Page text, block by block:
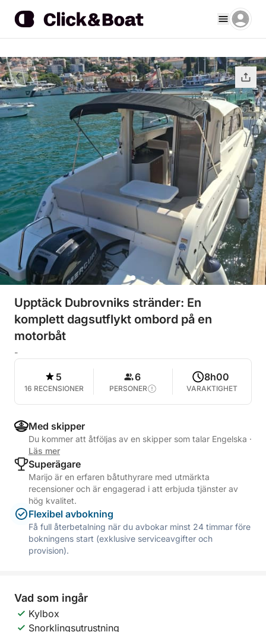
Upptäck Dubrovniks stränder: En
komplett dagsutflykt ombord på en
motorbåt
-
5
16 RECENSIONER
6
PERSONER
8h00
VARAKTIGHET
Med skipper
Du kommer att åtföljas av en skipper som talar Engelska ·
Läs mer
Superägare
Marijo är en erfaren båtuthyrare med utmärkta
recensioner och är engagerad i att erbjuda tjänster av
hög kvalitet.
Flexibel avbokning
Få full återbetalning när du avbokar minst 24 timmar före
bokningens start (exklusive serviceavgifter och
provision).
Vad som ingår
Kylbox
Snorklingsutrustning